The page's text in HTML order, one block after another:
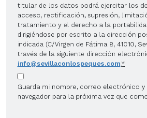
titular de los datos podrá ejercitar los
acceso, rectificación, supresión,
tratamiento y el derecho a la
dirigiéndose por escrito a la dirección
indicada (C/Virgen de Fátima 8, 41010,
través de la siguiente dirección
info@sevillaconlospeques.com.*
Guarda mi nombre, correo electrónico y
navegador para la próxima vez que